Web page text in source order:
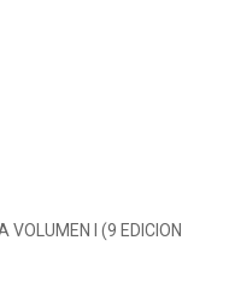
VOLUMEN I (9 EDICION